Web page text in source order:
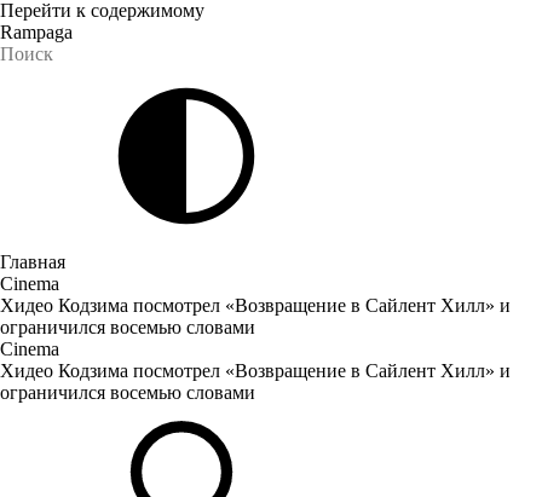
Перейти к содержимому
Rampaga
Главная
Cinema
Хидео Кодзима посмотрел «Возвращение в Сайлент Хилл» и
ограничился восемью словами
Cinema
Хидео Кодзима посмотрел «Возвращение в Сайлент Хилл» и
ограничился восемью словами